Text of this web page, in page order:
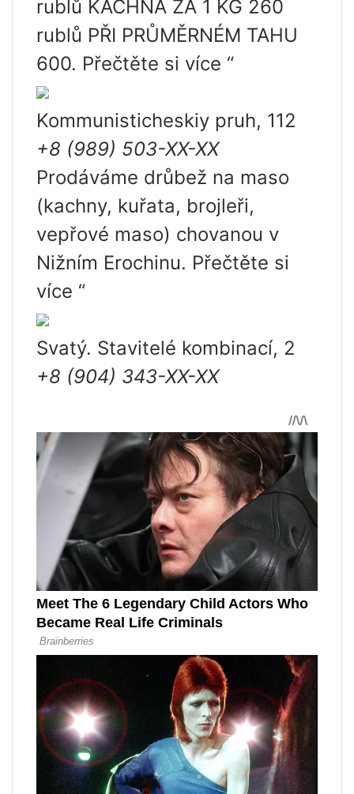
rublů KACHNA ZA 1 KG 260
rublů PŘI PRŮMĚRNÉM TAHU
600. Přečtěte si více “
Kommunisticheskiy pruh, 112
+8 (989) 503-XX-XX
Prodáváme drůbež na maso
(kachny, kuřata, brojleři,
vepřové maso) chovanou v
Nižním Erochinu. Přečtěte si
více “
Svatý. Stavitelé kombinací, 2
+8 (904) 343-XX-XX